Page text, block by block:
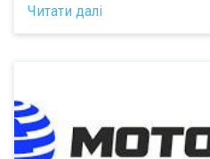
Читати далі